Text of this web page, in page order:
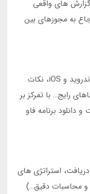
گزارش های واقعی
به مجوزهای بین
(راهنمای دانلود برنامه فاو بت برای اندروید و iOS، نکات
رایج… با تمرکز بر
دانلود برنامه فاو
استراتژی های
و محاسبات دقیق…)